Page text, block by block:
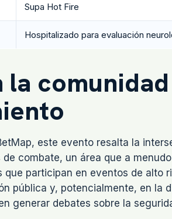
Supa Hot Fire
Hospitalizado para evaluación
la
este evento resalta la
combate, un área que a
que participan en eventos de alto
pública y, potencialmente, en la
generar debates sobre la